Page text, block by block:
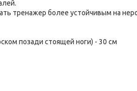
тренажер более устойчивым на
позади стоящей ноги) - 30 см